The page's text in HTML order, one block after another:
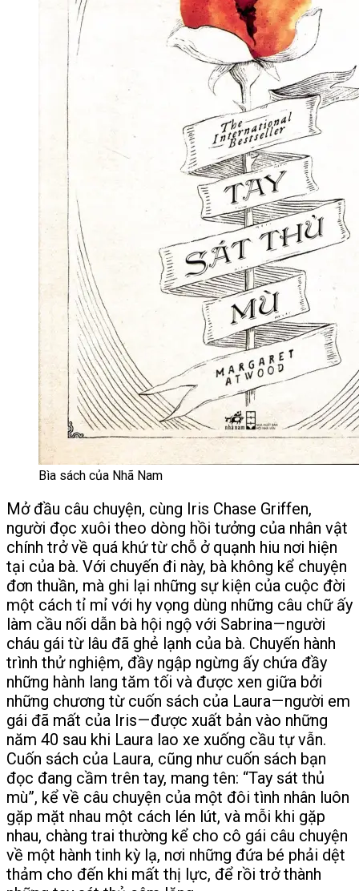
Bìa sách của Nhã Nam
Mở đầu câu chuyện, cùng Iris Chase Griffen,
người đọc xuôi theo dòng hồi tưởng của nhân vật
chính trở về quá khứ từ chỗ ở quạnh hiu nơi hiện
tại của bà. Với chuyến đi này, bà không kể chuyện
đơn thuần, mà ghi lại những sự kiện của cuộc đời
một cách tỉ mỉ với hy vọng dùng những câu chữ ấy
làm cầu nối dẫn bà hội ngộ với Sabrina — người
cháu gái từ lâu đã ghẻ lạnh của bà. Chuyến hành
trình thử nghiệm, đầy ngập ngừng ấy chứa đầy
những hành lang tăm tối và được xen giữa bởi
những chương từ cuốn sách của Laura — người em
gái đã mất của Iris — được xuất bản vào những
năm 40 sau khi Laura lao xe xuống cầu tự vẫn.
Cuốn sách của Laura, cũng như cuốn sách bạn
đọc đang cầm trên tay, mang tên: “Tay sát thủ
mù”, kể về câu chuyện của một đôi tình nhân luôn
gặp mặt nhau một cách lén lút, và mỗi khi gặp
nhau, chàng trai thường kể cho cô gái câu chuyện
về một hành tinh kỳ lạ, nơi những đứa bé phải dệt
thảm cho đến khi mất thị lực, để rồi trở thành